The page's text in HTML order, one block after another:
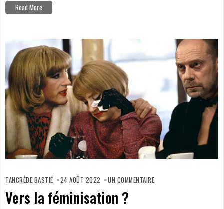
Read More
TANCRÈDE BASTIÉ 24 AOÛT 2022 UN COMMENTAIREVERS
LA
Vers la féminisation ?